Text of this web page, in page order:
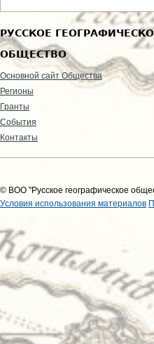
РУССКОЕ
ОБЩЕСТВО
Основной сайт Общества
Регионы
Гранты
События
Контакты
© ВОО "Русское географическое
Условия использования материалов